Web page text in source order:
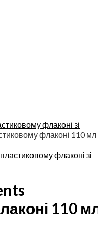
флаконі зі
флаконі 110 мл
флаконі зі
110